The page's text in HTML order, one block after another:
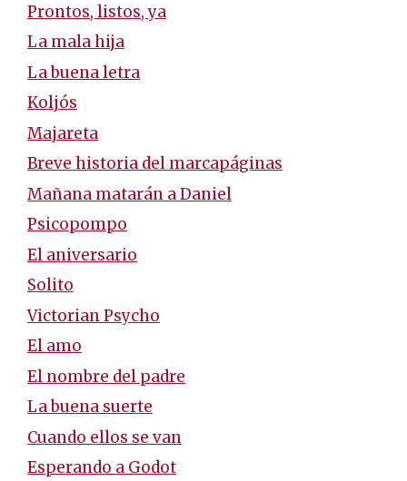
Prontos, listos, ya
La mala hija
La buena letra
Koljós
Majareta
Breve historia del marcapáginas
Mañana matarán a Daniel
Psicopompo
El aniversario
Solito
Victorian Psycho
El amo
El nombre del padre
La buena suerte
Cuando ellos se van
Esperando a Godot